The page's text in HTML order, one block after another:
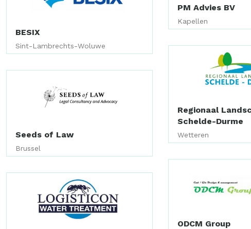
PM Advies BV
Kapellen
BESIX
Sint-Lambrechts-Woluwe
Regionaal
Schelde-Durme
Wetteren
Seeds of Law
Brussel
ODCM Group